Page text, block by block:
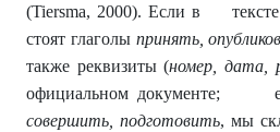
(Tiersma, 2000). Если в
стоят глаголы принять,
также реквизиты (номер, дата,
официальном документе;
совершить, подготовить, мы